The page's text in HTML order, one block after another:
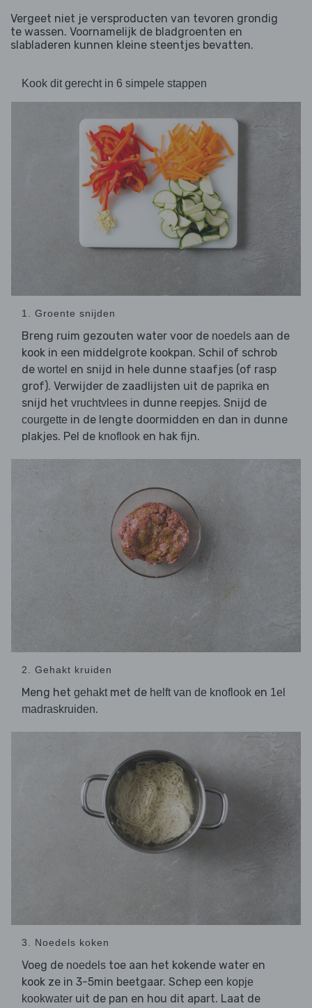
Vergeet niet je versproducten van tevoren grondig
te wassen. Voornamelijk de bladgroenten en
slabladeren kunnen kleine steentjes bevatten.
Kook dit gerecht in 6 simpele stappen
1. Groente snijden
Breng ruim gezouten water voor de noedels aan de
kook in een middelgrote kookpan. Schil of schrob
de wortel en snijd in hele dunne staafjes (of rasp
grof). Verwijder de zaadlijsten uit de paprika en
snijd het vruchtvlees in dunne reepjes. Snijd de
courgette in de lengte doormidden en dan in dunne
plakjes. Pel de knoflook en hak fijn.
2. Gehakt kruiden
Meng het gehaktmet de helft van de knoflook en 1el
madraskruiden.
3. Noedels koken
Voeg de noedels toe aan het kokende water en
kook ze in 3-5min beetgaar. Schep een kopje
kookwater uit de pan en hou dit apart. Laat de